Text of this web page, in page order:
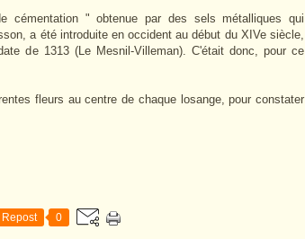
cémentation " obtenue par des sels métalliques qui
a été introduite en occident au début du XIVe siècle,
de 1313 (Le Mesnil-Villeman). C'était donc, pour ce
fleurs au centre de chaque losange, pour constater
Repost 0